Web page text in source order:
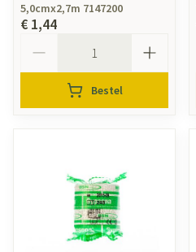
5,0cmx2,7m 7147200
€ 1,44
Bestel